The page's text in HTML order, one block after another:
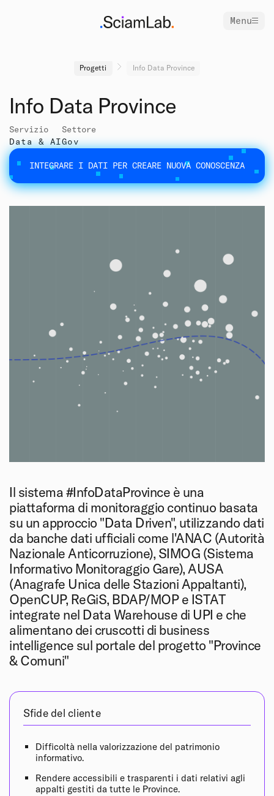
Menu
Progetti Info Data Province
Info Data Province
Servizio
Data & AI
Settore
Gov
INTEGRARE I DATI PER CREARE NUOVA CONOSCENZA
Il sistema #InfoDataProvince è una
piattaforma di monitoraggio continuo basata
su un approccio "Data Driven", utilizzando dati
da banche dati ufficiali come l'ANAC (Autorità
Nazionale Anticorruzione), SIMOG (Sistema
Informativo Monitoraggio Gare), AUSA
(Anagrafe Unica delle Stazioni Appaltanti),
OpenCUP, ReGiS, BDAP/MOP e ISTAT
integrate nel Data Warehouse di UPI e che
alimentano dei cruscotti di business
intelligence sul portale del progetto "Province
& Comuni"
Sfide del cliente
Difficoltà nella valorizzazione del patrimonio
informativo.
Rendere accessibili e trasparenti i dati relativi agli
appalti gestiti da tutte le Province.